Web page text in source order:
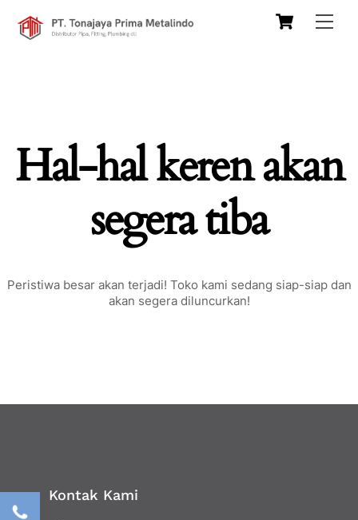
content
Cart
Hal-hal keren akan
segera tiba
Peristiwa besar akan terjadi! Toko kami sedang siap-siap dan
akan segera diluncurkan!
Kontak Kami